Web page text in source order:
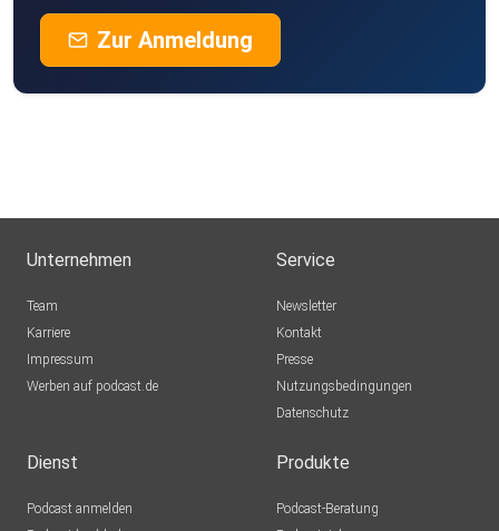
Weiterlesen
Zur Anmeldung
Unternehmen
Team
Karriere
Impressum
Werben auf podcast.de
Service
Newsletter
Kontakt
Presse
Nutzungsbedingungen
Datenschutz
Dienst
Podcast anmelden
Produkte
Podcast-Beratung